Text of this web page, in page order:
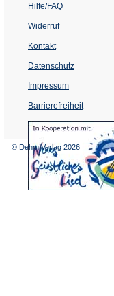
Hilfe/FAQ
Widerruf
Kontakt
Datenschutz
Impressum
Barrierefreiheit
© Dehm Verlag 2026